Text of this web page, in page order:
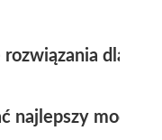
dla
najlepszy model